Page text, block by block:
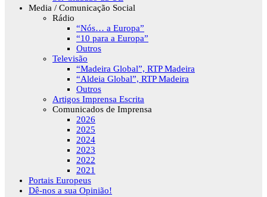
Media / Comunicação Social
Rádio
“Nós… a Europa”
“10 para a Europa”
Outros
Televisão
“Madeira Global”, RTP Madeira
“Aldeia Global”, RTP Madeira
Outros
Artigos Imprensa Escrita
Comunicados de Imprensa
2026
2025
2024
2023
2022
2021
Portais Europeus
Dê-nos a sua Opinião!